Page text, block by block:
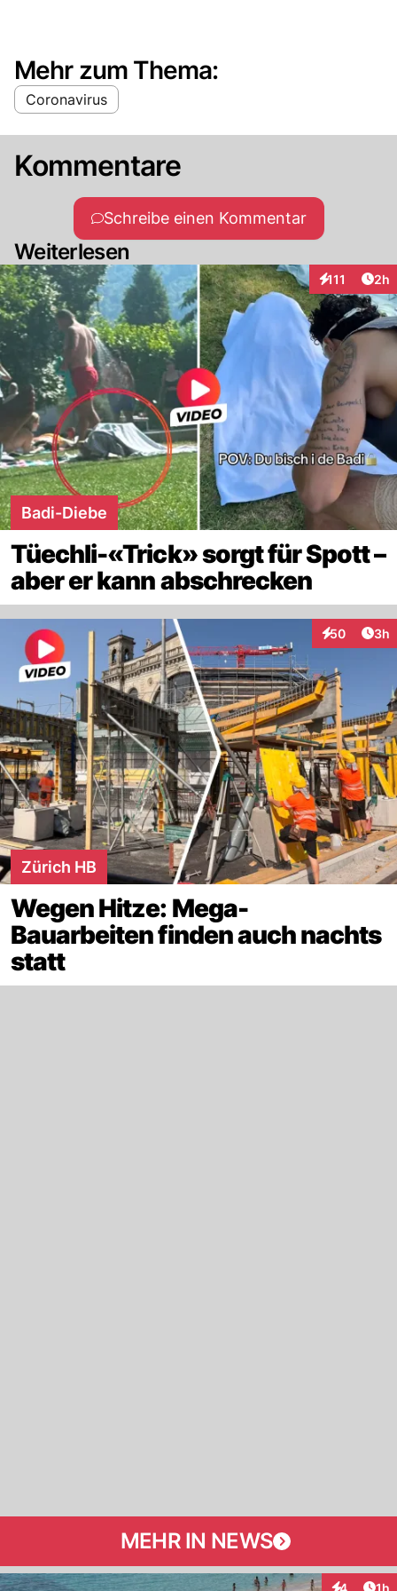
Mehr zum Thema:
Coronavirus
Kommentare
Schreibe einen Kommentar
Weiterlesen
111
Interaktionen
2h
Badi-Diebe
Tüechli-«Trick» sorgt für Spott –
aber er kann abschrecken
50
Interaktionen
3h
Zürich HB
Wegen Hitze: Mega-
Bauarbeiten finden auch nachts
statt
MEHR IN NEWS
4 1h